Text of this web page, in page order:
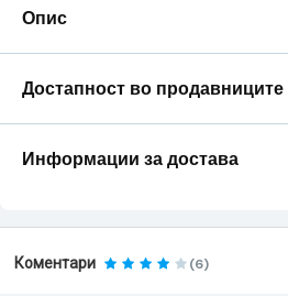
Опис
Достапност во продавниците
Информации за достава
Коментари (6)